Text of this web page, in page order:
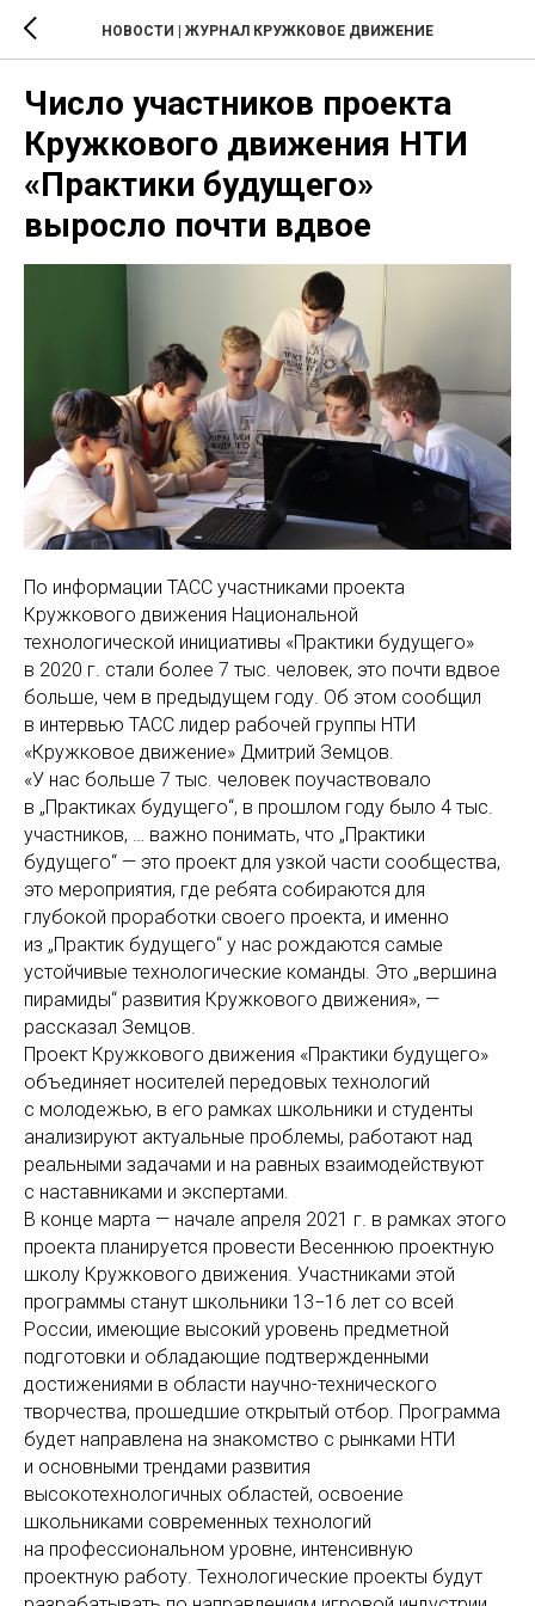
НОВОСТИ | ЖУРНАЛ КРУЖКОВОЕ ДВИЖЕНИЕ
Число участников проекта
Кружкового движения НТИ
«Практики будущего»
выросло почти вдвое
По информации ТАСС участниками проекта
Кружкового движения Национальной
технологической инициативы «Практики будущего»
в 2020 г. стали более 7 тыс. человек, это почти вдвое
больше, чем в предыдущем году. Об этом сообщил
в интервью ТАСС лидер рабочей группы НТИ
«Кружковое движение» Дмитрий Земцов.
«У нас больше 7 тыс. человек поучаствовало
в „Практиках будущего“, в прошлом году было 4 тыс.
участников, … важно понимать, что „Практики
будущего“ — это проект для узкой части сообщества,
это мероприятия, где ребята собираются для
глубокой проработки своего проекта, и именно
из „Практик будущего“ у нас рождаются самые
устойчивые технологические команды. Это „вершина
пирамиды“ развития Кружкового движения», —
рассказал Земцов.
Проект Кружкового движения «Практики будущего»
объединяет носителей передовых технологий
с молодежью, в его рамках школьники и студенты
анализируют актуальные проблемы, работают над
реальными задачами и на равных взаимодействуют
с наставниками и экспертами.
В конце марта — начале апреля 2021 г. в рамках этого
проекта планируется провести Весеннюю проектную
школу Кружкового движения. Участниками этой
программы станут школьники 13−16 лет со всей
России, имеющие высокий уровень предметной
подготовки и обладающие подтвержденными
достижениями в области научно-технического
творчества, прошедшие открытый отбор. Программа
будет направлена на знакомство с рынками НТИ
и основными трендами развития
высокотехнологичных областей, освоение
школьниками современных технологий
на профессиональном уровне, интенсивную
проектную работу. Технологические проекты будут